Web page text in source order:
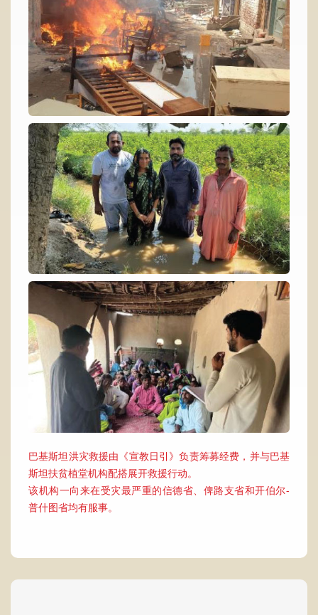
巴基斯坦洪灾救援由《宣教日引》负责筹募经费，并与巴基
斯坦扶贫植堂机构配搭展开救援行动。
该机构一向来在受灾最严重的信德省、俾路支省和开伯尔-
普什图省均有服事。